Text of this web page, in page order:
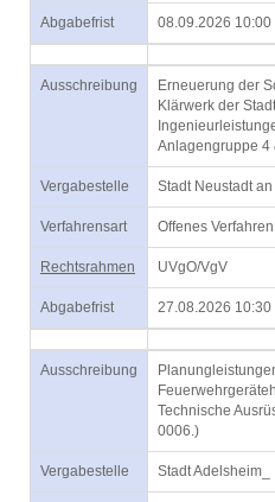
Abgabefrist 08.09.2026 10:00
Ausschreibung
Erneuerung der
Klärwerk der
Anlagengruppe 4
Vergabestelle Stadt Neustadt an
Verfahrensart Offenes Verfahren
Rechtsrahmen UVgO/VgV
Abgabefrist 27.08.2026 10:30
Ausschreibung
Technische
0006.)
Vergabestelle Stadt Adelsheim_